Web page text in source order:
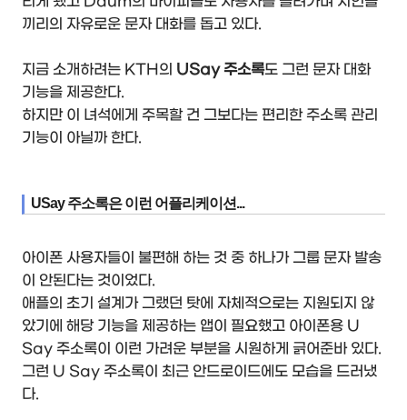
끼리의 자유로운 문자 대화를 돕고 있다.
지금 소개하려는 KTH의 USay 주소록도 그런 문자 대화
기능을 제공한다.
하지만 이 녀석에게 주목할 건 그보다는 편리한 주소록 관리
기능이 아닐까 한다.
USay 주소록은 이런 어플리케이션...
아이폰 사용자들이 불편해 하는 것 중 하나가 그룹 문자 발송
이 안된다는 것이었다.
애플의 초기 설계가 그랬던 탓에 자체적으로는 지원되지 않
았기에 해당 기능을 제공하는 앱이 필요했고 아이폰용 U
Say 주소록이 이런 가려운 부분을 시원하게 긁어준바 있다.
그런 U Say 주소록이 최근 안드로이드에도 모습을 드러냈
다.